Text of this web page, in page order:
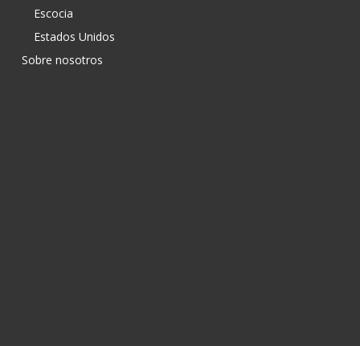
Escocia
Estados Unidos
Sobre nosotros